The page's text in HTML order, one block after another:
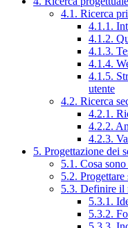
4.1. Ricerca
4.1.1.
4.1.2.
4.1.3.
4.1.4.
4.1.5.
utente
4.2. Ricerca
4.2.1.
4.2.2.
4.2.3.
5. Progettazione dei
5.1. Cosa
5.2.
5.3. Definire il
5.3.1.
5.3.2.